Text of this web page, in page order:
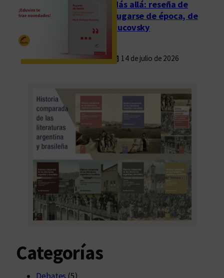
Más allá: reseña de
Fugarse de época, de
Rucovsky
14 de julio de 2026
Categorías